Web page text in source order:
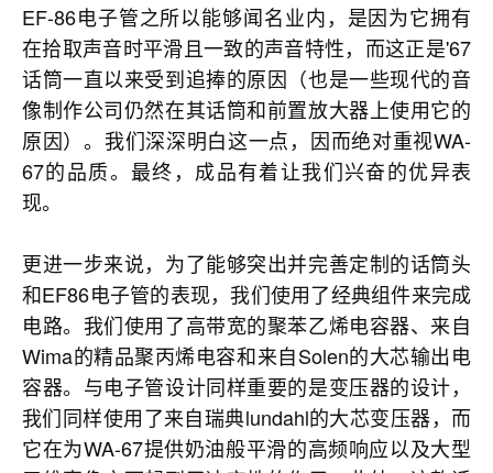
EF-86电子管之所以能够闻名业内，是因为它拥有
在拾取声音时平滑且一致的声音特性，而这正是'67
话筒一直以来受到追捧的原因（也是一些现代的音
像制作公司仍然在其话筒和前置放大器上使用它的
原因）。我们深深明白这一点，因而绝对重视WA-
67的品质。最终，成品有着让我们兴奋的优异表
现。
更进一步来说，为了能够突出并完善定制的话筒头
和EF86电子管的表现，我们使用了经典组件来完成
电路。我们使用了高带宽的聚苯乙烯电容器、来自
Wima的精品聚丙烯电容和来自Solen的大芯输出电
容器。与电子管设计同样重要的是变压器的设计，
我们同样使用了来自瑞典lundahl的大芯变压器，而
它在为WA-67提供奶油般平滑的高频响应以及大型